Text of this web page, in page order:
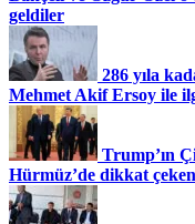
geldiler
286 yıla
Mehmet Akif Ersoy ile
Trump’ın
Hürmüz’de dikkat